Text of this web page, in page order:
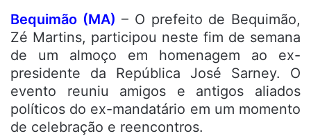
Bequimão (MA) – O prefeito de Bequimão,
Zé Martins, participou neste fim de semana
de um almoço em homenagem ao ex-
presidente da República José Sarney. O
evento reuniu amigos e antigos aliados
políticos do ex-mandatário em um momento
de celebração e reencontros.